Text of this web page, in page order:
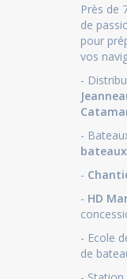
Près de
de
pour
vos
-
-
-
- HD
- Ecole
de